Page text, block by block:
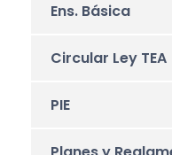
Ens. Básica
Circular Ley TEA
PIE